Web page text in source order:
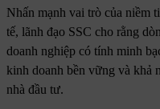
Nhấn mạnh vai trò của niềm
tế, lãnh đạo SSC cho rằng
doanh nghiệp có tính minh
kinh doanh bền vững và khả
nhà đầu tư.